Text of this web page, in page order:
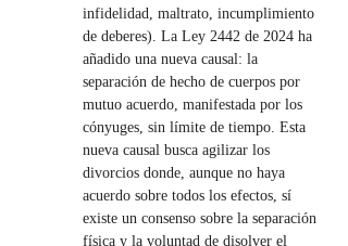
infidelidad, maltrato, incumplimiento
de deberes). La Ley 2442 de 2024 ha
añadido una nueva causal: la
separación de hecho de cuerpos por
mutuo acuerdo, manifestada por los
cónyuges, sin límite de tiempo. Esta
nueva causal busca agilizar los
divorcios donde, aunque no haya
acuerdo sobre todos los efectos, sí
existe un consenso sobre la separación
física y la voluntad de disolver el